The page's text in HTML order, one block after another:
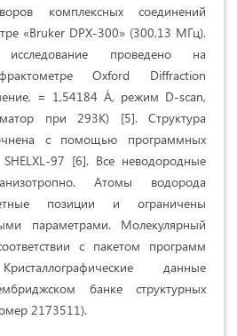
комплексных соединений
«Bruker DPX-300» (300,13 МГц).
исследование проведено на
Oxford Diffraction
= 1,54184 Á, режим D-scan,
при 293K) [5]. Структура
с помощью программных
SHELXL-97 [6]. Все неводородные
Атомы водорода
позиции и ограничены
параметрами. Молекулярный
с пакетом программ
данные
банке структурных
2173511).